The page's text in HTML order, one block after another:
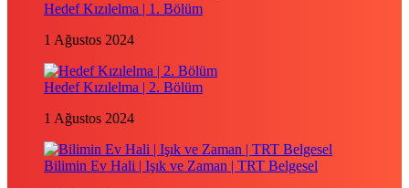
Hedef Kızılelma | 1. Bölüm
1 Ağustos 2024
Hedef Kızılelma | 2. Bölüm
1 Ağustos 2024
Bilimin Ev Hali | Işık ve Zaman | TRT Belgesel